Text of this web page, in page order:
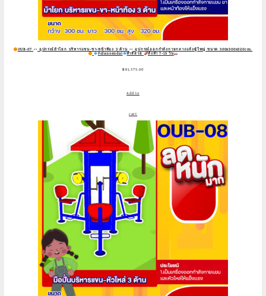
OUB-07 อุปกรณ์ม้าโยก บริหารแขน-ขา-หน้าท้อง 3 ด้าน
อุปกรณ์ออกกำลังกายกลางแจ้งผู้ใหญ่ ขนาด 300x300x320cm.
Fofansendai
ทำสีสวย สั่งทำ 7-15 วัน
฿81,375.00
Add to
cart